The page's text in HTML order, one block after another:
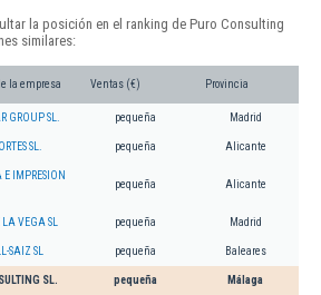
la posición en el ranking de Puro Consulting
similares:
la empresa Ventas (€) Provincia
GROUP SL. pequeña Madrid
SL. pequeña Alicante
E IMPRESION
pequeña Alicante
VEGA SL pequeña Madrid
SAIZ SL pequeña Baleares
SL. pequeña Málaga